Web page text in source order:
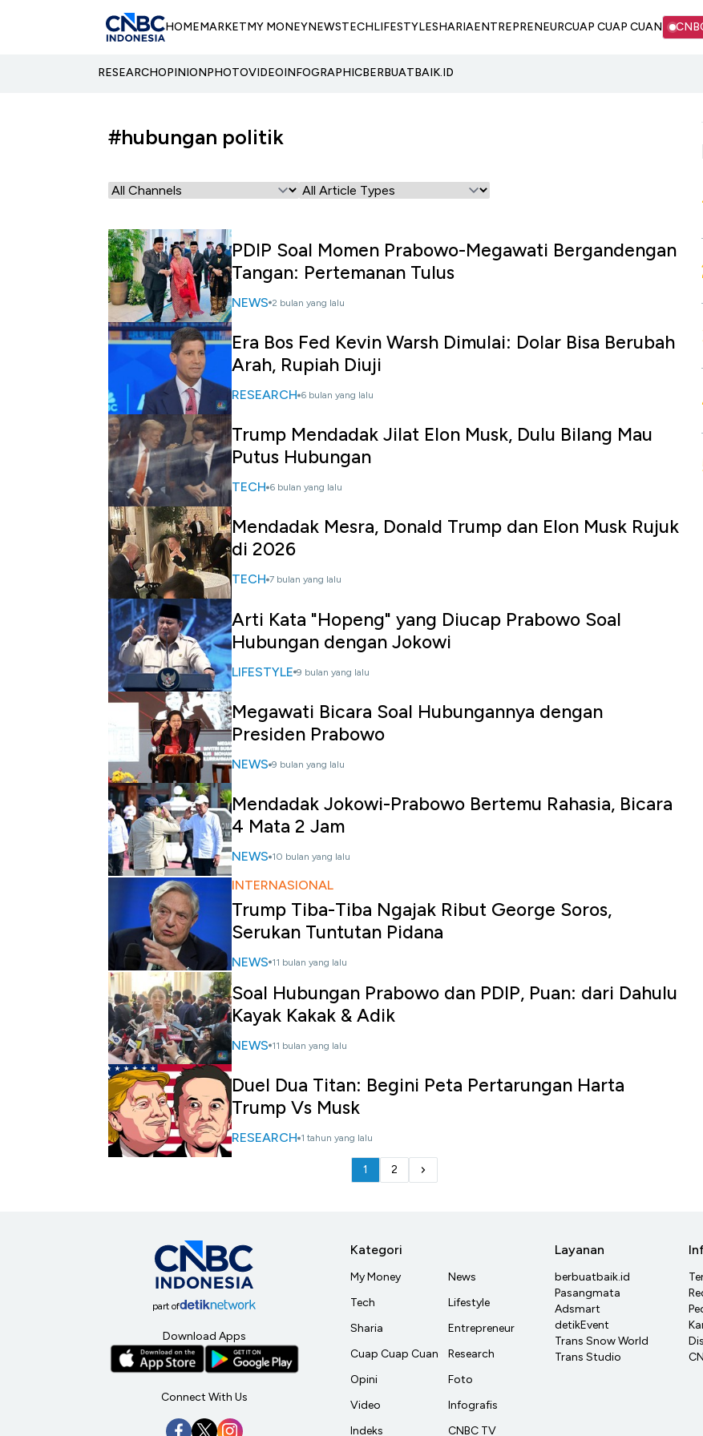
HOMEMARKETMY MONEYNEWSTECHLIFESTYLESHARIAENTREPRENEURCUAP CUAP CUAN
RESEARCHOPINIONPHOTOVIDEOINFOGRAPHICBERBUATBAIK.ID
#hubungan politik
PDIP Soal Momen Prabowo-Megawati Bergandengan
Tangan: Pertemanan Tulus
NEWS 2 bulan yang lalu
Era Bos Fed Kevin Warsh Dimulai: Dolar Bisa Berubah
Arah, Rupiah Diuji
RESEARCH 6 bulan yang lalu
Trump Mendadak Jilat Elon Musk, Dulu Bilang Mau
Putus Hubungan
TECH 6 bulan yang lalu
Mendadak Mesra, Donald Trump dan Elon Musk Rujuk
di 2026
TECH 7 bulan yang lalu
Arti Kata "Hopeng" yang Diucap Prabowo Soal
Hubungan dengan Jokowi
LIFESTYLE 9 bulan yang lalu
Megawati Bicara Soal Hubungannya dengan
Presiden Prabowo
NEWS 9 bulan yang lalu
Mendadak Jokowi-Prabowo Bertemu Rahasia, Bicara
4 Mata 2 Jam
NEWS 10 bulan yang lalu
INTERNASIONAL
Trump Tiba-Tiba Ngajak Ribut George Soros,
Serukan Tuntutan Pidana
NEWS 11 bulan yang lalu
Soal Hubungan Prabowo dan PDIP, Puan: dari Dahulu
Kayak Kakak & Adik
NEWS 11 bulan yang lalu
Duel Dua Titan: Begini Peta Pertarungan Harta
Trump Vs Musk
RESEARCH 1 tahun yang lalu
1 2
part of
Download Apps
Connect With Us
Kategori
My Money
Tech
Sharia
Cuap Cuap Cuan
Opini
Video
Indeks
News
Lifestyle
Entrepreneur
Research
Foto
Infografis
CNBC TV
Layanan
berbuatbaik.id
Pasangmata
Adsmart
detikEvent
Trans Snow World
Trans Studio